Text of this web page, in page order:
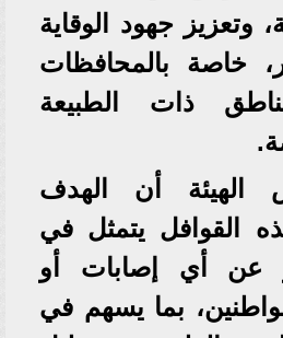
وتعزيز جهود الوقاية
خاصة بالمحافظات
ذات الطبيعة
الهيئة أن الهدف
القوافل يتمثل في
عن أي إصابات أو
بما يسهم في